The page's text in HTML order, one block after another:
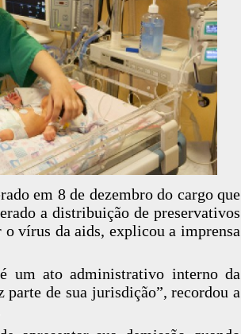
em 8 de dezembro do cargo que
a distribuição de preservativos
vírus da aids, explicou a imprensa
um ato administrativo interno da
parte de sua jurisdição”, recordou a